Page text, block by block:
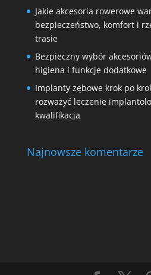
Jakie akcesoria rowerowe
bezpieczeństwo, komfort i
trasie
Bezpieczny wybór
higiena i funkcje dodatkowe
Implanty zębowe krok po
rozważyć leczenie
kwalifikacja
Najnowsze komentarze